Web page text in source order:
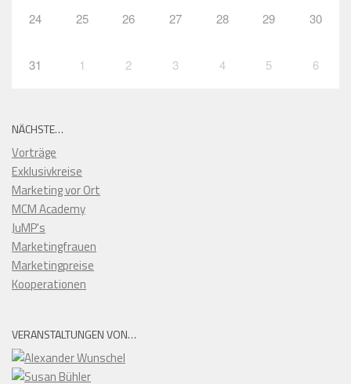
24 25 26 27 28 29 30
31 1 2 3 4 5 6
NÄCHSTE…
Vorträge
Exklusivkreise
Marketing vor Ort
MCM Academy
JuMP's
Marketingfrauen
Marketingpreise
Kooperationen
VERANSTALTUNGEN VON…